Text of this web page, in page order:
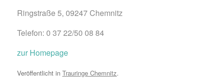
Ringstraße 5, 09247 Chemnitz
Telefon: 0 37 22/50 08 84
zur Homepage
Veröffentlicht in Trauringe Chemnitz.